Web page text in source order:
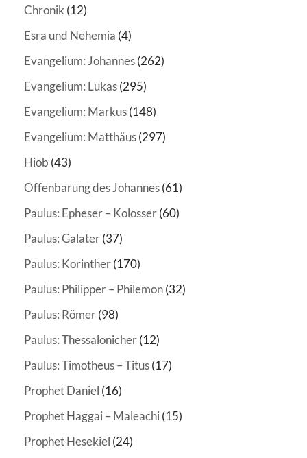
Chronik (12)
Esra und Nehemia (4)
Evangelium: Johannes(262)
Evangelium: Lukas(295)
Evangelium: Markus(148)
Evangelium: Matthäus(297)
Hiob (43)
Offenbarung des Johannes(61)
Paulus: Epheser – Kolosser(60)
Paulus: Galater(37)
Paulus: Korinther(170)
Paulus: Philipper – Philemon(32)
Paulus: Römer(98)
Paulus: Thessalonicher(12)
Paulus: Timotheus – Titus(17)
Prophet Daniel (16)
Prophet Haggai – Maleachi (15)
Prophet Hesekiel (24)